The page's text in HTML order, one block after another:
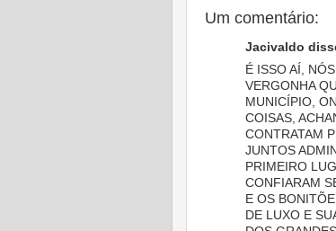
Um comentário:
Jacivaldo
É ISSO AÍ,
VERGONHA
MUNICÍPIO,
COISAS,
CONTRATAM
JUNTOS
PRIMEIRO
CONFIARAM
E OS
DE LUXO E